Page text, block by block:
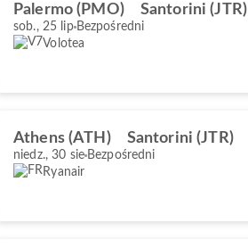
Palermo (PMO) Santorini (JTR)
sob., 25 lip Bezpośredni
Volotea
Athens (ATH) Santorini (JTR)
niedz., 30 sie Bezpośredni
Ryanair